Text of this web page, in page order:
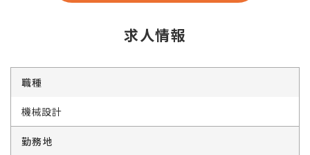
求人情報
職種
機械設計
勤務地